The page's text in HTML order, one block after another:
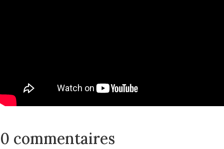
0 commentaires